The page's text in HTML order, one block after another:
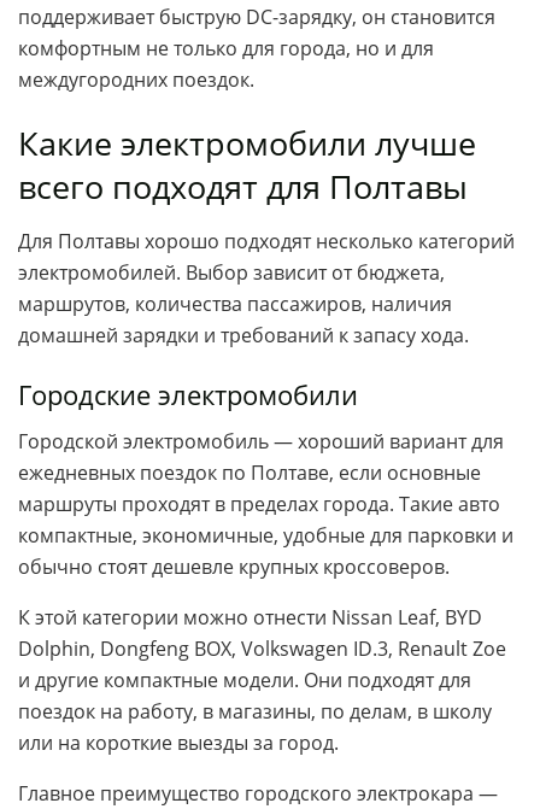
поддерживает быструю DC-зарядку, он становится
комфортным не только для города, но и для
междугородних поездок.
Какие электромобили лучше
всего подходят для Полтавы
Для Полтавы хорошо подходят несколько категорий
электромобилей. Выбор зависит от бюджета,
маршрутов, количества пассажиров, наличия
домашней зарядки и требований к запасу хода.
Городские электромобили
Городской электромобиль — хороший вариант для
ежедневных поездок по Полтаве, если основные
маршруты проходят в пределах города. Такие авто
компактные, экономичные, удобные для парковки и
обычно стоят дешевле крупных кроссоверов.
К этой категории можно отнести Nissan Leaf, BYD
Dolphin, Dongfeng BOX, Volkswagen ID.3, Renault Zoe
и другие компактные модели. Они подходят для
поездок на работу, в магазины, по делам, в школу
или на короткие выезды за город.
Главное преимущество городского электрокара —